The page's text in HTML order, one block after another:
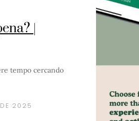
|
tempo cercando
2025